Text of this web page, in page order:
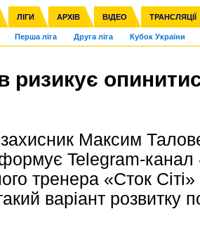
ЛІГИ АРХІВ ВІДЕО ТРАНСЛЯЦІЇ
Перша ліга Друга ліга Кубок України
Міжнародні Ліга націй Ліга
Німеччина Франція Інші
Росія Кубок конфедерацій ЧЄ-2015 (U-
ВІЙНА УПЛ-ПЕРЕХОДИ
ризикує
захисник Максим
Telegram-канал
тренера «Сток
варіант розвитку